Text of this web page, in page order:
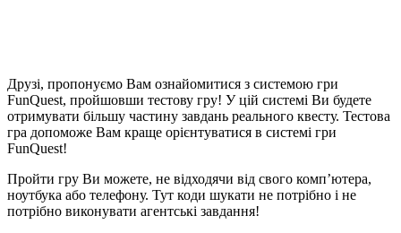
Друзі, пропонуємо Вам ознайомитися з системою гри
FunQuest, пройшовши тестову гру! У цій системі Ви будете
отримувати більшу частину завдань реального квесту. Тестова
гра допоможе Вам краще орієнтуватися в системі гри
FunQuest!
Пройти гру Ви можете, не відходячи від свого комп’ютера,
ноутбука або телефону. Тут коди шукати не потрібно і не
потрібно виконувати агентські завдання!